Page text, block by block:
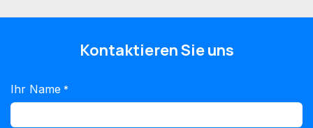
Kontaktieren Sie uns
Ihr Name *